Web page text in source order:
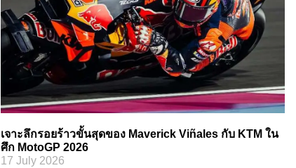
เจาะลึกรอยร้าวขั้นสุดของ Maverick Viñales กับ KTM ใน
ศึก MotoGP 2026
17 July 2026